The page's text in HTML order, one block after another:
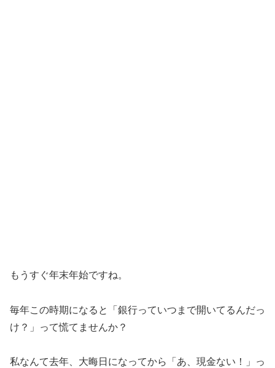
もうすぐ年末年始ですね。
毎年この時期になると「銀行っていつまで開いてるんだっ
け？」って慌てませんか？
私なんて去年、大晦日になってから「あ、現金ない！」っ